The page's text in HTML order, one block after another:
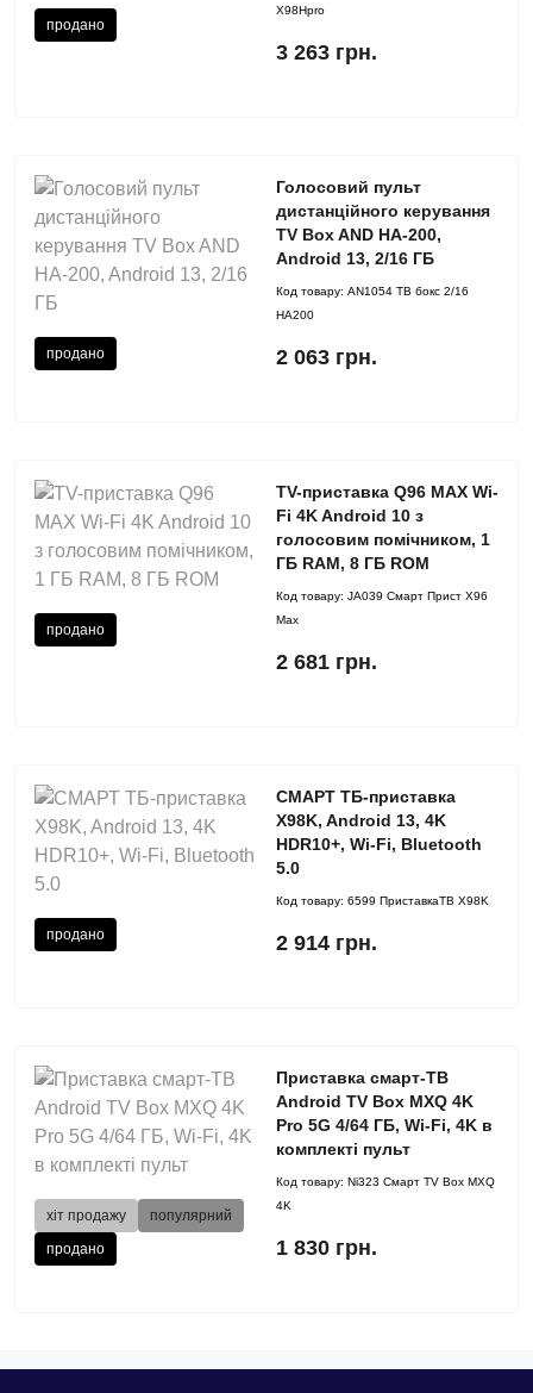
продано
X98Hpro
3 263 грн.
продано
Голосовий пульт
дистанційного керування
TV Box AND HA-200,
Android 13, 2/16 ГБ
Код товару: AN1054 ТВ бокс 2/16
HA200
2 063 грн.
продано
TV-приставка Q96 MAX Wi-
Fi 4K Android 10 з
голосовим помічником, 1
ГБ RAM, 8 ГБ ROM
Код товару: JA039 Смарт Прист X96
Мах
2 681 грн.
продано
СМАРТ ТБ-приставка
X98K, Android 13, 4K
HDR10+, Wi-Fi, Bluetooth
5.0
Код товару: 6599 ПриставкаТВ X98K
2 914 грн.
хіт продажу
популярний
продано
Приставка смарт-ТВ
Android TV Box MXQ 4K
Pro 5G 4/64 ГБ, Wi-Fi, 4K в
комплекті пульт
Код товару: Ni323 Смарт TV Box MXQ
4K
1 830 грн.